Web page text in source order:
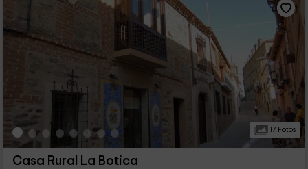
17 Fotos
Casa Rural La Botica